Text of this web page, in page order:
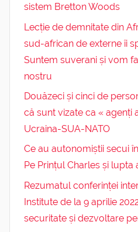
sistem Bretton Woods
Lecție de demnitate din
sud-african de externe îi
Suntem suverani și vom
nostru
Douăzeci și cinci de
că sunt vizate ca « agenți
Ucraina-SUA-NATO
Ce au autonomiștii secui
Pe Prințul Charles și lupta
Rezumatul conferinței
Institute de la 9 aprilie
securitate și dezvoltare